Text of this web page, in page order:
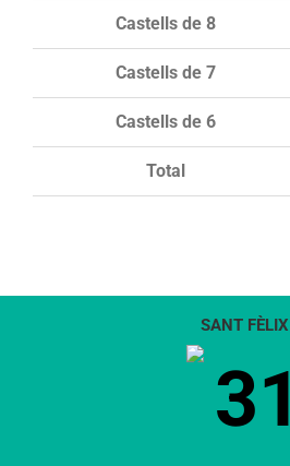
Total
Castells de 8
Castells de 7
Castells de 6
SANT FÈLIX
31